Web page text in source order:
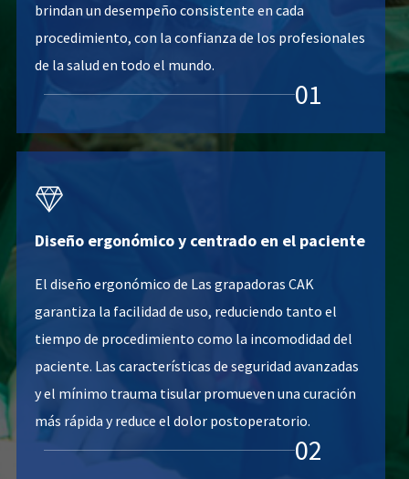
brindan un desempeño consistente en cada
procedimiento, con la confianza de los profesionales
de la salud en todo el mundo.
01

Diseño ergonómico y centrado en el paciente
El diseño ergonómico de Las grapadoras CAK
garantiza la facilidad de uso, reduciendo tanto el
tiempo de procedimiento como la incomodidad del
paciente. Las características de seguridad avanzadas
y el mínimo trauma tisular promueven una curación
más rápida y reduce el dolor postoperatorio.
02